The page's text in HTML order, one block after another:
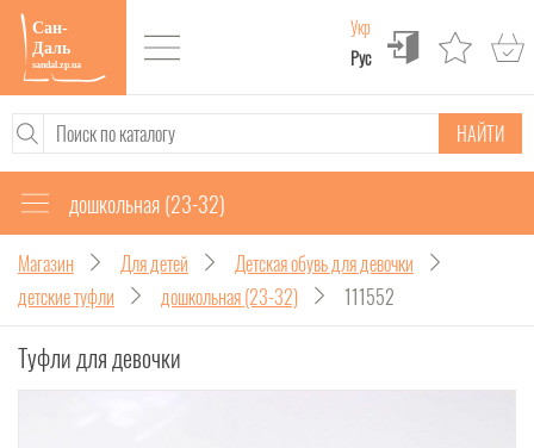
Укр
Рус
НАЙТИ
дошкольная (23-32)
Магазин Для детей
Детская обувь для девочки
детские туфли
дошкольная (23-32) 111552
Туфли для девочки